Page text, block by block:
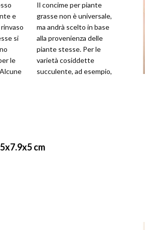
e
si
le
Il concime per piante
grasse non è universale,
ma andrà scelto in base
alla provenienza delle
piante stesse. Per le
varietà cosiddette
succulente, ad esempio,
cm